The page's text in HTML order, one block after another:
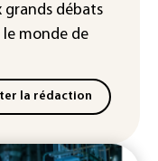
grands débats
monde de
la rédaction